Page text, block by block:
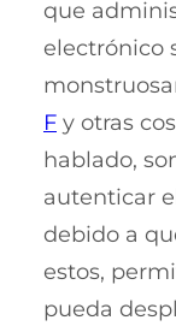
que
electrónico
F y otras
hablado,
autenticar
debido a
estos,
pueda